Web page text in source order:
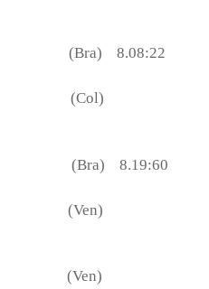
(Bra) 8.08:22
(Col)
(Bra) 8.19:60
(Ven)
(Ven)